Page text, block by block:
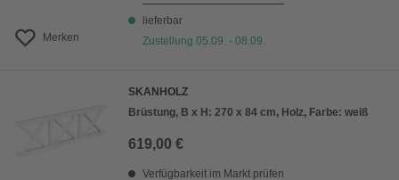
Merken
lieferbar
Zustellung 05.09. - 08.09.
SKANHOLZ
Brüstung, B x H: 270 x 84 cm, Holz, Farbe: weiß
619,00 €
Verfügbarkeit im Markt prüfen